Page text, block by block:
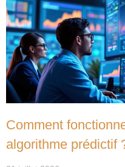
Comment
algorithme prédictif